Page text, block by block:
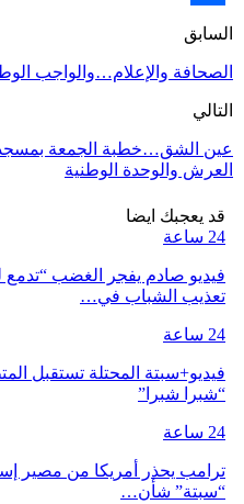
Share
السابق
الصحافة والإعلام…والواجب
التالي
عين الشق…خطبة الجمعة بمسجد
العرش والوحدة الوطنية
قد يعجبك ايضا
24 ساعة
فيديو صادم يفجر الغضب
تعذيب الشباب في…
24 ساعة
فيديو+سبتة المحتلة تستقبل
“شبرا شبرا”
24 ساعة
ترامب يحذر أمريكا من مصير
“سبتة” شأن…